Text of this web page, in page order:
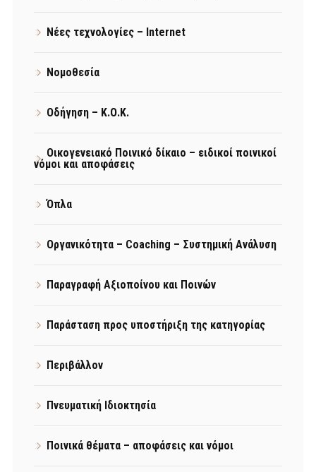
Νέες τεχνολογίες – Internet
Νομοθεσία
Οδήγηση – Κ.Ο.Κ.
Οικογενειακό Ποινικό δίκαιο – ειδικοί ποινικοί
νόμοι και αποφάσεις
Όπλα
Οργανικότητα – Coaching – Συστημική Ανάλυση
Παραγραφή Αξιοποίνου και Ποινών
Παράσταση προς υποστήριξη της κατηγορίας
Περιβάλλον
Πνευματική Ιδιοκτησία
Ποινικά θέματα – αποφάσεις και νόμοι